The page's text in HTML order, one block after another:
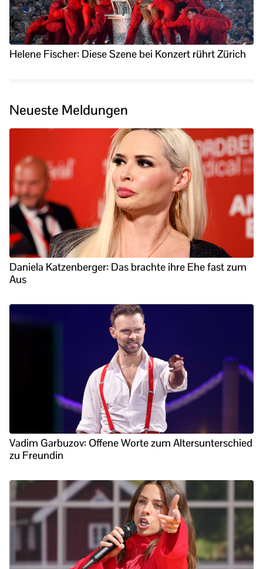
Helene Fischer: Diese Szene bei Konzert rührt Zürich
Neueste Meldungen
Daniela Katzenberger: Das brachte ihre Ehe fast zum
Aus
Vadim Garbuzov: Offene Worte zum Altersunterschied
zu Freundin